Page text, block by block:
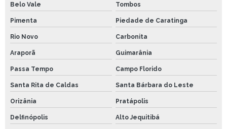
Belo Vale Tombos
Pimenta Piedade de Caratinga
Rio Novo Carbonita
Araporã Guimarânia
Passa Tempo Campo Florido
Santa Rita de Caldas Santa Bárbara do Leste
Orizânia Pratápolis
Delfinópolis Alto Jequitibá